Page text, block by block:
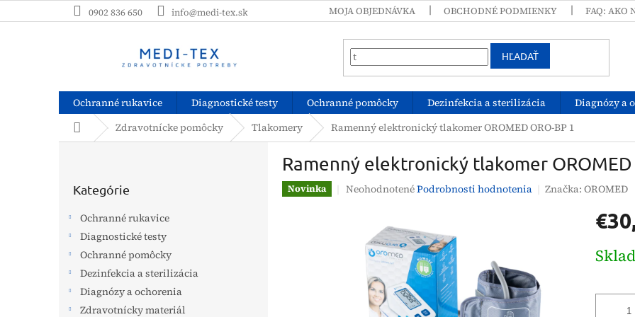
na
0902 836 650 info@medi-tex.sk MOJA OBJEDNÁVKA OBCHODNÉ PODMIENKY FAQ: AKO
HĽADAŤ
Ochranné rukavice Diagnostické testy Ochranné pomôcky Dezinfekcia a sterilizácia Diagnózy a
DomovZdravotnícke pomôcky Tlakomery Ramenný elektronický tlakomer OROMED ORO-BP 1
kategórie
Kategórie
Ochranné rukavice
Diagnostické testy
Ochranné pomôcky
Dezinfekcia a sterilizácia
Diagnózy a ochorenia
Zdravotnícky materiál
Ramenný elektronický tlakomer OROMED
Novinka
Priemerné
hviezdičiek.
NeohodnotenéPodrobnosti hodnotenia Značka: OROMED
cena: